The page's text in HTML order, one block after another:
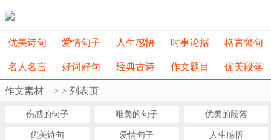
优美诗句 爱情句子 人生感悟 时事论据 格言警句
名人名言 好词好句 经典古诗 作文题目 优美段落
>
作文素材 > 列表页
伤感的句子 唯美的句子 优美的段落
优美诗句 爱情句子 人生感悟